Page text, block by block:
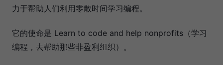
力于帮助人们利用零散时间学习编程。
它的使命是 Learn to code and help nonprofits（学习
编程，去帮助那些非盈利组织）。